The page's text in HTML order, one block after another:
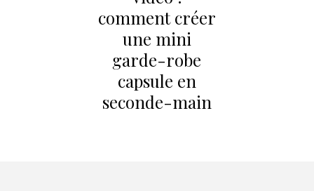
comment créer
une mini
garde-robe
capsule en
seconde-main